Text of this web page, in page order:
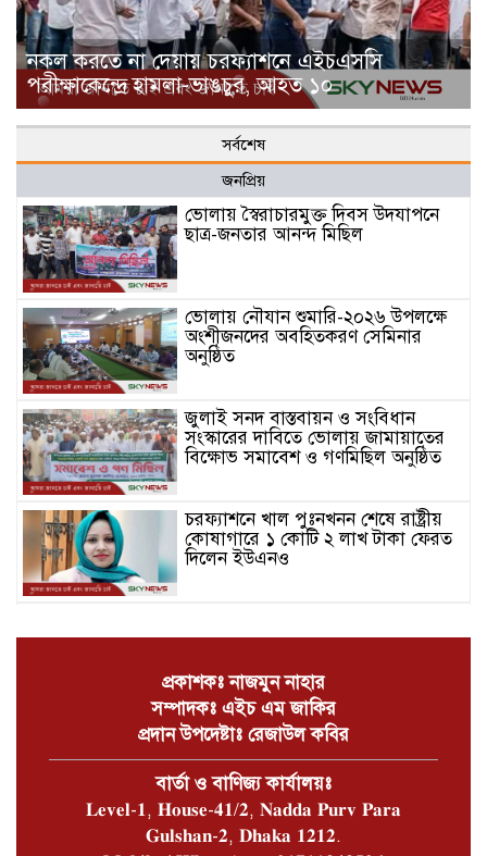
নকল করতে না দেয়ায় চরফ্যাশনে এইচএসসি
পরীক্ষাকেন্দ্রে হামলা-ভাঙচুর, আহত ১০
সর্বশেষ
জনপ্রিয়
ভোলায় স্বৈরাচারমুক্ত দিবস উদযাপনে
ছাত্র-জনতার আনন্দ মিছিল
ভোলায় নৌযান শুমারি-২০২৬ উপলক্ষে
অংশীজনদের অবহিতকরণ সেমিনার
অনুষ্ঠিত
জুলাই সনদ বাস্তবায়ন ও সংবিধান
সংস্কারের দাবিতে ভোলায় জামায়াতের
বিক্ষোভ সমাবেশ ও গণমিছিল অনুষ্ঠিত
চরফ্যাশনে খাল পুঃনখনন শেষে রাষ্ট্রীয়
কোষাগারে ১ কোটি ২ লাখ টাকা ফেরত
দিলেন ইউএনও
খসলেই চটে ওঠা মানুষটি চাঁদাবাজি
ভোলার বোরহানউদ্দিনে গাঁজা চাষে
সফলতার হাতছানি
ভোলার লালমোহনে বাস চাঁপায় প্রাণ
হারালো শিশু মাইশা
প্রকাশকঃ নাজমুন নাহার
সম্পাদকঃ এইচ এম জাকির
প্রদান উপদেষ্টাঃ রেজাউল কবির
বার্তা ও বাণিজ্য কার্যালয়ঃ
𝐋𝐞𝐯𝐞𝐥-𝟏, 𝐇𝐨𝐮𝐬𝐞-𝟒𝟏/𝟐, 𝐍𝐚𝐝𝐝𝐚 𝐏𝐮𝐫𝐯 𝐏𝐚𝐫𝐚
𝐆𝐮𝐥𝐬𝐡𝐚𝐧-𝟐, 𝐃𝐡𝐚𝐤𝐚 𝟏𝟐𝟏𝟐.